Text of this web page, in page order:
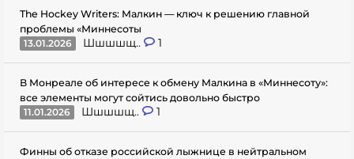
The Hockey Writers: Малкин — ключ к решению главной
проблемы «Миннесоты
13.01.2026
Шшшшщ.. 1
В Монреале об интересе к обмену Малкина в «Миннесоту»:
все элементы могут сойтись довольно быстро
11.01.2026
Шшшшщ.. 1
Финны об отказе российской лыжнице в нейтральном